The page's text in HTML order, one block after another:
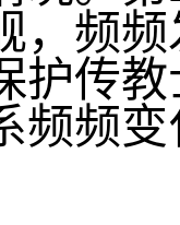
，频
护传
频频